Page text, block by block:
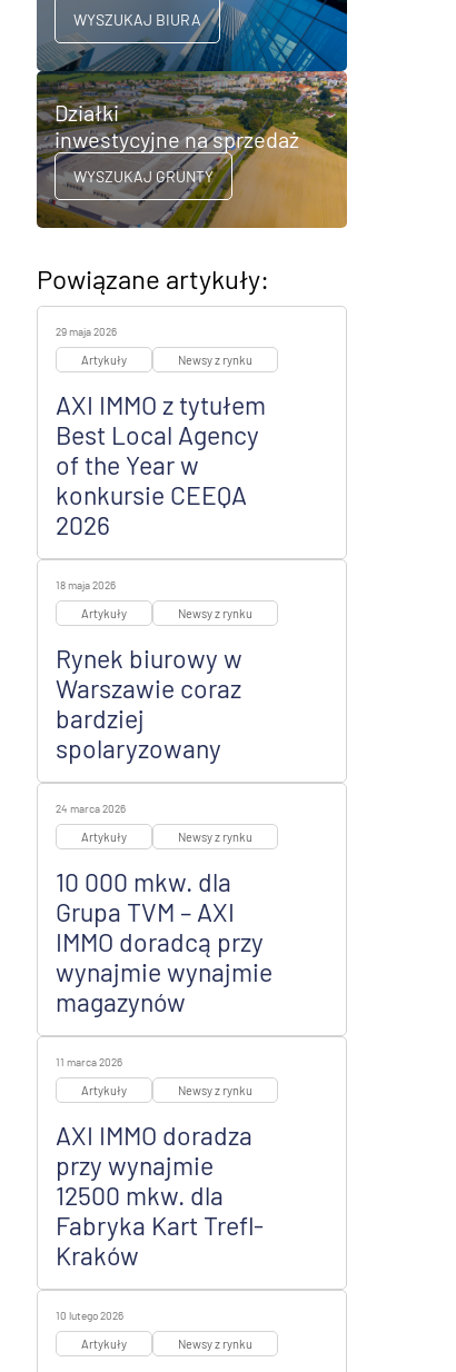
WYSZUKAJ BIURA
Działki
inwestycyjne na sprzedaż
WYSZUKAJ GRUNTY
Powiązane artykuły:
29 maja 2026
Artykuły Newsy z rynku
AXI IMMO z tytułem
Best Local Agency
of the Year w
konkursie CEEQA
2026
18 maja 2026
Artykuły Newsy z rynku
Rynek biurowy w
Warszawie coraz
bardziej
spolaryzowany
24 marca 2026
Artykuły Newsy z rynku
10 000 mkw. dla
Grupa TVM – AXI
IMMO doradcą przy
wynajmie wynajmie
magazynów
11 marca 2026
Artykuły Newsy z rynku
AXI IMMO doradza
przy wynajmie
12500 mkw. dla
Fabryka Kart Trefl-
Kraków
10 lutego 2026
Artykuły Newsy z rynku